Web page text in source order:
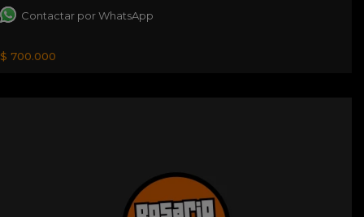
Contactar por WhatsApp
$ 700.000